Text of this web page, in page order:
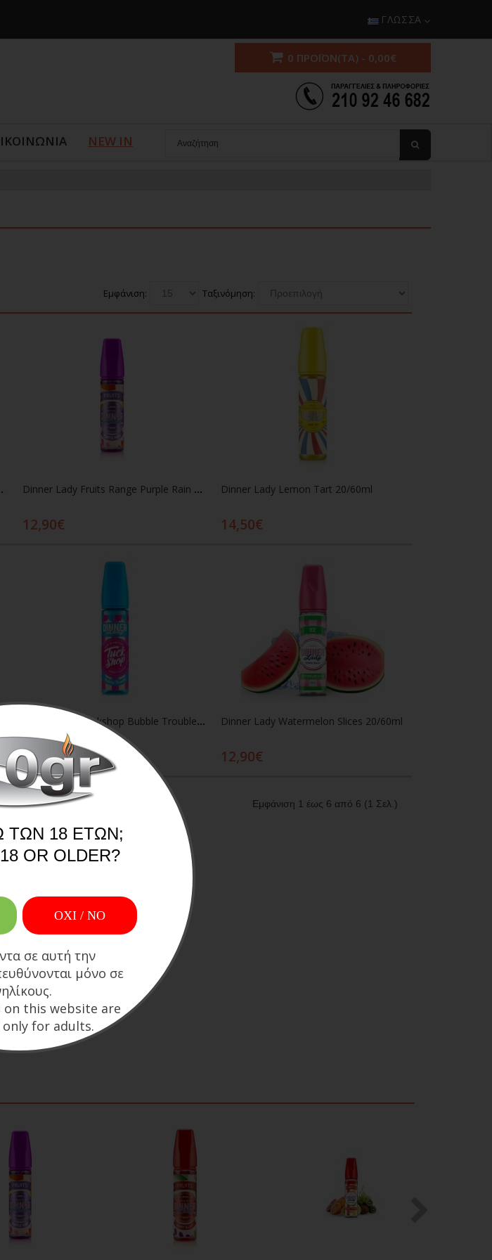
ΓΛΏΣΣΑ
0 ΠΡΟΪΌΝ(ΤΑ) - 0,00€
NEW IN
Ταξινόμηση:
Εμφάνιση:
20/60ml Dinner Lady Fruits Range Purple Rain 20/60ml
12,90€
Dinner Lady Lemon Tart 20/60ml
14,50€
Dinner Lady Tuckshop Bubble Trouble 20/60ml
14,50€
Προσθήκη στο καλάθι
Dinner Lady Watermelon Slices 20/60ml
12,90€
Εμφάνιση 1 έως 6 από 6 (1 Σελ.)
ΤΩΝ 18 ΕΤΏΝ;
OR OLDER?
OXI / ΝΟ
σε αυτή την
μόνο σε
this website are
for adults.